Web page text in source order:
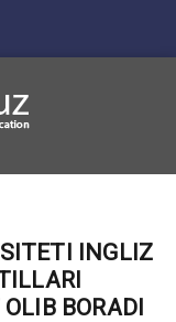
INGLIZ
BORADI